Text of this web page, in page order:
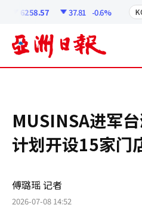
6258.57 37.81 -0.6%
MUSINSA进军
计划开设15家门
傅璐瑶 记者
2026-07-08 14:52